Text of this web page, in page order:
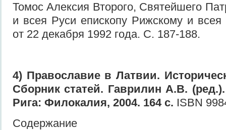
Томос Алексия Второго, Святейшего
и всея Руси епископу Рижскому и всея
от 22 декабря 1992 года. С. 187-188.
4) Православие в Латвии.
Сборник статей. Гаврилин А.В.
Рига: Филокалия, 2004. 164 с. ISBN
Содержание